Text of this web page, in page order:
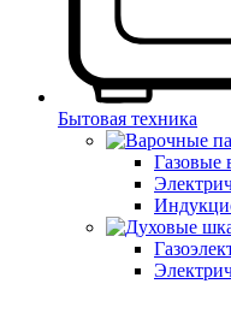
Бытовая техника
Газовые